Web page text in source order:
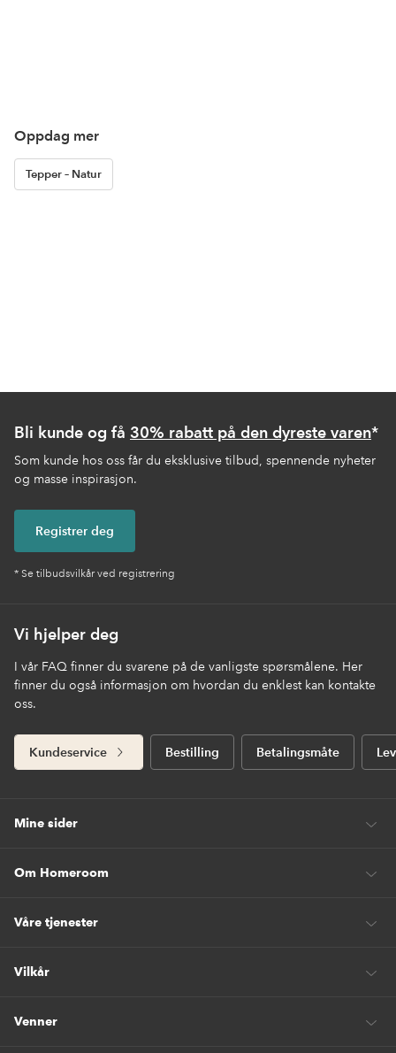
Oppdag mer
Tepper – Natur
Bli kunde og få 30% rabatt på den dyreste varen*
Som kunde hos oss får du eksklusive tilbud, spennende nyheter
og masse inspirasjon.
Registrer deg
* Se tilbudsvilkår ved registrering
Vi hjelper deg
I vår FAQ finner du svarene på de vanligste spørsmålene. Her
finner du også informasjon om hvordan du enklest kan kontakte
oss.
Kundeservice Bestilling Betalingsmåte
Mine sider
Om Homeroom
Våre tjenester
Vilkår
Venner